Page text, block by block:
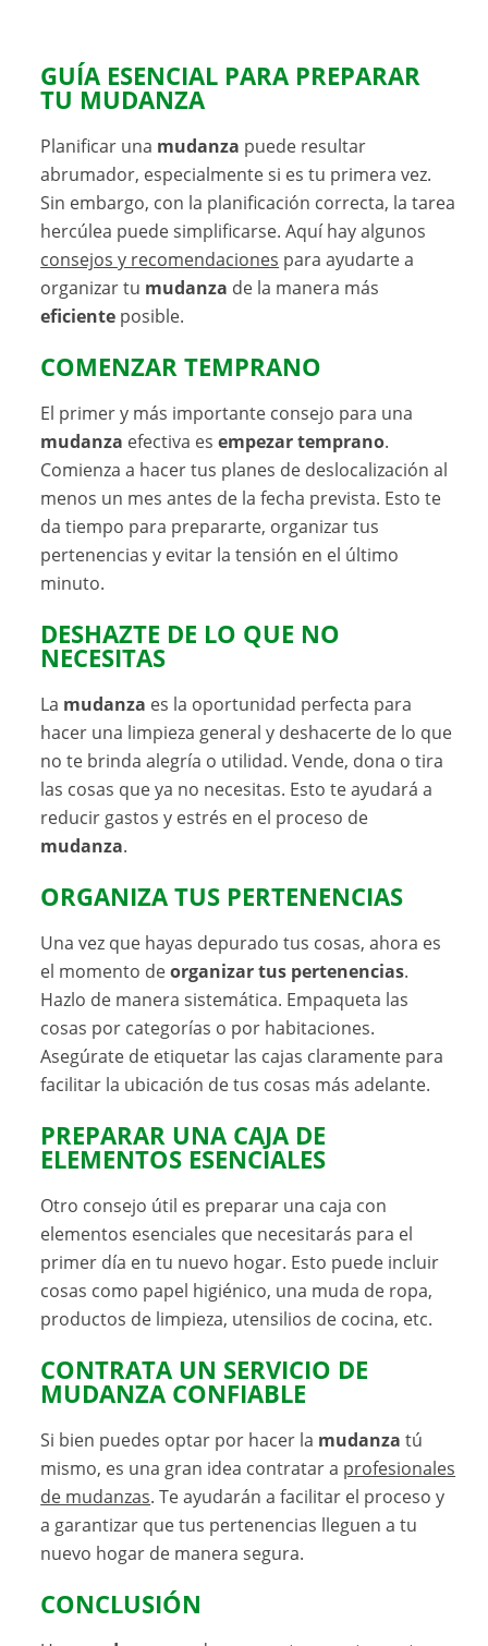
GUÍA ESENCIAL PARA PREPARAR
TU MUDANZA
Planificar una mudanza puede resultar
abrumador, especialmente si es tu primera vez.
Sin embargo, con la planificación correcta, la tarea
hercúlea puede simplificarse. Aquí hay algunos
consejos y recomendaciones para ayudarte a
organizar tu mudanza de la manera más
eficiente posible.
COMENZAR TEMPRANO
El primer y más importante consejo para una
mudanza efectiva esempezar temprano.
Comienza a hacer tus planes de deslocalización al
menos un mes antes de la fecha prevista. Esto te
da tiempo para prepararte, organizar tus
pertenencias y evitar la tensión en el último
minuto.
DESHAZTE DE LO QUE NO
NECESITAS
La mudanza es la oportunidad perfecta para
hacer una limpieza general y deshacerte de lo que
no te brinda alegría o utilidad. Vende, dona o tira
las cosas que ya no necesitas. Esto te ayudará a
reducir gastos y estrés en el proceso de
mudanza.
ORGANIZA TUS PERTENENCIAS
Una vez que hayas depurado tus cosas, ahora es
el momento deorganizar tus pertenencias.
Hazlo de manera sistemática. Empaqueta las
cosas por categorías o por habitaciones.
Asegúrate de etiquetar las cajas claramente para
facilitar la ubicación de tus cosas más adelante.
PREPARAR UNA CAJA DE
ELEMENTOS ESENCIALES
Otro consejo útil es preparar una caja con
elementos esenciales que necesitarás para el
primer día en tu nuevo hogar. Esto puede incluir
cosas como papel higiénico, una muda de ropa,
productos de limpieza, utensilios de cocina, etc.
CONTRATA UN SERVICIO DE
MUDANZA CONFIABLE
Si bien puedes optar por hacer la mudanza tú
mismo, es una gran idea contratar a profesionales
de mudanzas. Te ayudarán a facilitar el proceso y
a garantizar que tus pertenencias lleguen a tu
nuevo hogar de manera segura.
CONCLUSIÓN